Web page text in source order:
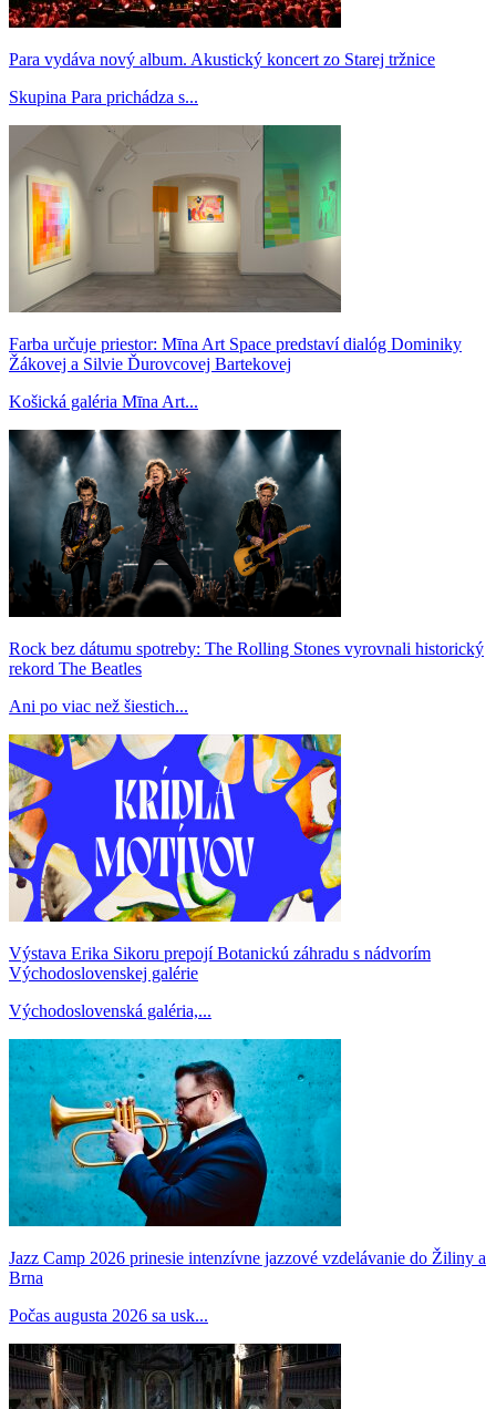
Para vydáva nový album. Akustický koncert zo Starej tržnice
Skupina Para prichádza s...
Farba určuje priestor: Mīna Art Space predstaví dialóg Dominiky
Žákovej a Silvie Ďurovcovej Bartekovej
Košická galéria Mīna Art...
Rock bez dátumu spotreby: The Rolling Stones vyrovnali historický
rekord The Beatles
Ani po viac než šiestich...
Výstava Erika Sikoru prepojí Botanickú záhradu s nádvorím
Východoslovenskej galérie
Východoslovenská galéria,...
Jazz Camp 2026 prinesie intenzívne jazzové vzdelávanie do Žiliny a
Brna
Počas augusta 2026 sa usk...